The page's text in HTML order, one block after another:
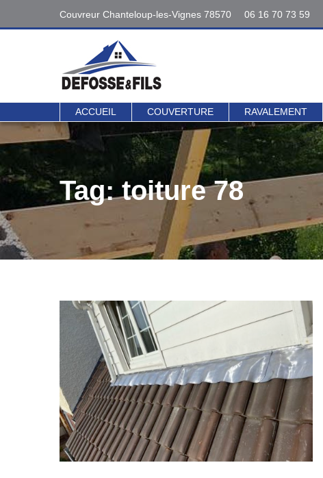
Couvreur Chanteloup-les-Vignes 78570 06 16 70 73 59
Interventions
78 - 95
ACCUEIL COUVERTURE RAVALEMENT
Tag: toiture 78